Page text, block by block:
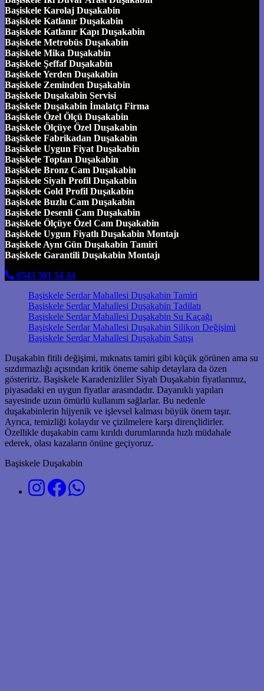
Başiskele Karolaj Duşakabin
Başiskele Katlanır Duşakabin
Başiskele Katlanır Kapı Duşakabin
Başiskele Metrobüs Duşakabin
Başiskele Mika Duşakabin
Başiskele Şeffaf Duşakabin
Başiskele Yerden Duşakabin
Başiskele Zeminden Duşakabin
Başiskele Duşakabin Servisi
Başiskele Duşakabin İmalatçı Firma
Başiskele Özel Ölçü Duşakabin
Başiskele Ölçüye Özel Duşakabin
Başiskele Fabrikadan Duşakabin
Başiskele Uygun Fiyat Duşakabin
Başiskele Toptan Duşakabin
Başiskele Bronz Cam Duşakabin
Başiskele Siyah Profil Duşakabin
Başiskele Gold Profil Duşakabin
Başiskele Buzlu Cam Duşakabin
Başiskele Desenli Cam Duşakabin
Başiskele Ölçüye Özel Cam Duşakabin
Başiskele Uygun Fiyatlı Duşakabin Montajı
Başiskele Aynı Gün Duşakabin Tamiri
Başiskele Garantili Duşakabin Montajı
0543 501 54 34
Başiskele Serdar Mahallesi Duşakabin Tamiri
Başiskele Serdar Mahallesi Duşakabin Tadilatı
Başiskele Serdar Mahallesi Duşakabin Su Kaçağı
Başiskele Serdar Mahallesi Duşakabin Silikon Değişimi
Başiskele Serdar Mahallesi Duşakabin Satışı
Duşakabin fitili değişimi, mıknatıs tamiri gibi küçük görünen ama su
sızdırmazlığı açısından kritik öneme sahip detaylara da özen
gösteririz. Başiskele Karadenizliler Siyah Duşakabin fiyatlarımız,
piyasadaki en uygun fiyatlar arasındadır. Dayanıklı yapıları
sayesinde uzun ömürlü kullanım sağlarlar. Bu nedenle
duşakabinlerin hijyenik ve işlevsel kalması büyük önem taşır.
Ayrıca, temizliği kolaydır ve çizilmelere karşı dirençlidirler.
Özellikle duşakabin camı kırıldı durumlarında hızlı müdahale
ederek, olası kazaların önüne geçiyoruz.
Başiskele Duşakabin